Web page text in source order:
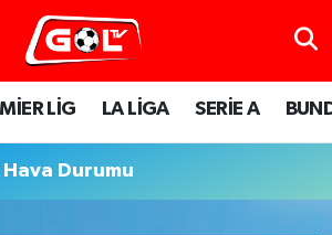
LİG LA LİGA SERİE A
Durumu